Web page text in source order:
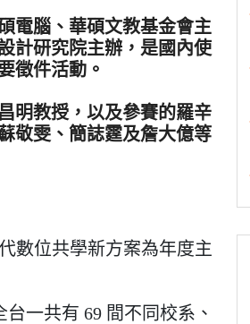
電腦、華碩文教基金會主
計研究院主辦，是國內使
徵件活動。
明教授，以及參賽的羅辛
敬雯、簡誌霆及詹大億等
數位共學新方案為年度主
一共有 69 間不同校系、